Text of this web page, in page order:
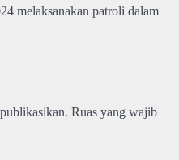
melaksanakan patroli dalam
Ruas yang wajib